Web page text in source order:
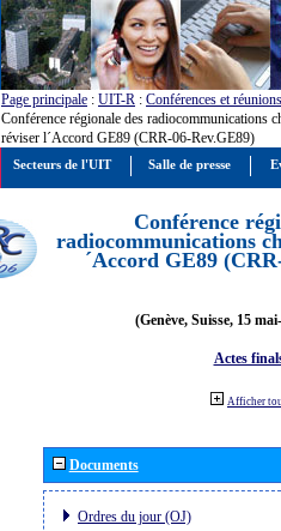
Page principale : UIT-R : Conférences et réunions
Conférence régionale des radiocommunications
réviser l´Accord GE89 (CRR-06-Rev.GE89)
Conférence
radiocommunications
´Accord GE89
(Genève, Suisse, 15
Actes
Afficher
Documents
Ordres du jour (OJ)
Secteurs de l'UIT Salle de presse